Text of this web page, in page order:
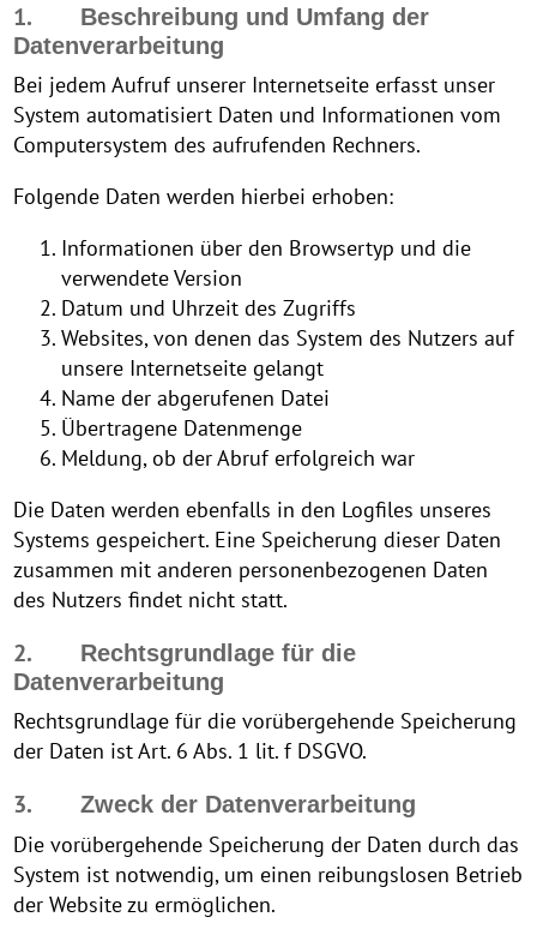
1.
Beschreibung und Umfang der
Datenverarbeitung
Bei jedem Aufruf unserer Internetseite erfasst unser
System automatisiert Daten und Informationen vom
Computersystem des aufrufenden Rechners.
Folgende Daten werden hierbei erhoben:
Informationen über den Browsertyp und die
verwendete Version
Datum und Uhrzeit des Zugriffs
Websites, von denen das System des Nutzers auf
unsere Internetseite gelangt
Name der abgerufenen Datei
Übertragene Datenmenge
Meldung, ob der Abruf erfolgreich war
Die Daten werden ebenfalls in den Logfiles unseres
Systems gespeichert. Eine Speicherung dieser Daten
zusammen mit anderen personenbezogenen Daten
des Nutzers findet nicht statt.
2.
Rechtsgrundlage für die
Datenverarbeitung
Rechtsgrundlage für die vorübergehende Speicherung
der Daten ist Art. 6 Abs. 1 lit. f DSGVO.
3. Zweck der Datenverarbeitung
Die vorübergehende Speicherung der Daten durch das
System ist notwendig, um einen reibungslosen Betrieb
der Website zu ermöglichen.